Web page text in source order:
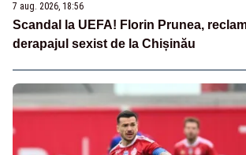
7 aug. 2026, 18:56
Scandal la UEFA! Florin Prunea,
derapajul sexist de la Chișinău